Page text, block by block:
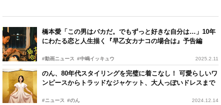
橋本愛「この男はバカだ。でもずっと好きな自分は…」10年
にわたる恋と人生描く『早乙女カナコの場合は』予告編
#動画ニュース #中嶋イッキュウ 2025.2.11
のん、80年代スタイリングを完璧に着こなし！ 可愛らしいワ
ンピースからトラッドなジャケット、大人っぽいドレスまで
#ニュース #のん 2024.12.14